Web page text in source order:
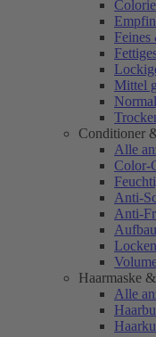
Feines
Mittel
Conditioner
Alle
Color-
Anti-
Anti-
Haarmaske
Alle